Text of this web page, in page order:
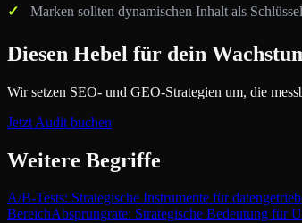
Marken sollten dynamischen Inhalt als
Diesen Hebel für dein
Wir setzen SEO- und GEO-Strategien um, die
Jetzt Audit buchen
Weitere Begriffe
A/B-Tests: Strategische Instrumente für
BereichAbsprungrate: Strategische Bedeutung für